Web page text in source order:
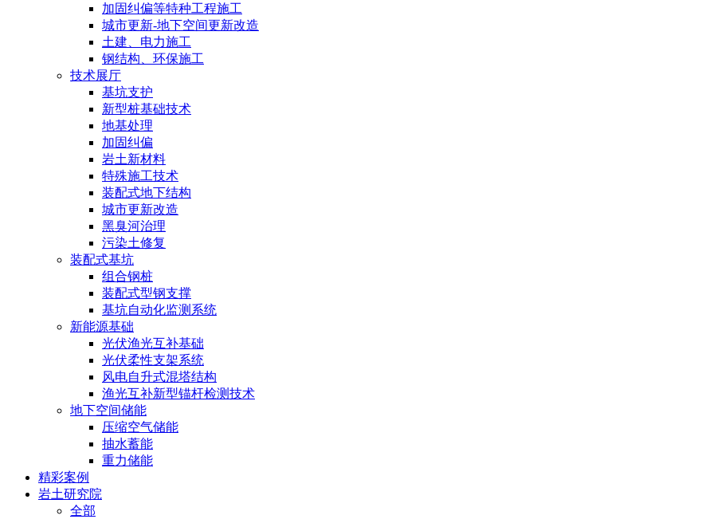
加固纠偏等特种工程施工
城市更新-地下空间更新改造
土建、电力施工
钢结构、环保施工
技术展厅
基坑支护
新型桩基础技术
地基处理
加固纠偏
岩土新材料
特殊施工技术
装配式地下结构
城市更新改造
黑臭河治理
污染土修复
装配式基坑
组合钢桩
装配式型钢支撑
基坑自动化监测系统
新能源基础
光伏渔光互补基础
光伏柔性支架系统
风电自升式混塔结构
渔光互补新型锚杆检测技术
地下空间储能
压缩空气储能
抽水蓄能
重力储能
精彩案例
岩土研究院
全部